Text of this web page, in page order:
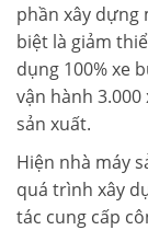
phần xây dựng
biệt là giảm
dụng 100% xe
vận hành
sản xuất.
Hiện nhà máy
quá trình xây
tác cung cấp